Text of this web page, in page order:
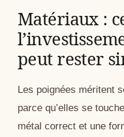
Matériaux :
peut rester
Les poignées méritent
parce qu’elles se
métal correct et une